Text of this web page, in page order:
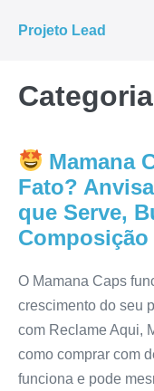
para
conteúdo
Projeto Lead
Mamana
Fato?
que Serve,
Composição
O Mamana Caps
crescimento do seu
com Reclame Aqui,
como comprar com
funciona e pode